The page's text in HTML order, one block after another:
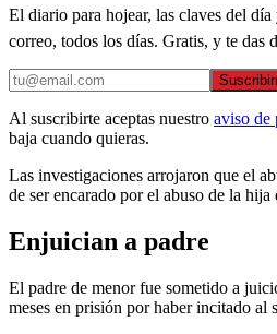
El diario para hojear, las claves del
correo, todos los días. Gratis, y te das
Al suscribirte aceptas nuestro aviso de
baja cuando quieras.
Las investigaciones arrojaron que el
de ser encarado por el abuso de la hija
Enjuician a padre
El padre de menor fue sometido a
meses en prisión por haber incitado al